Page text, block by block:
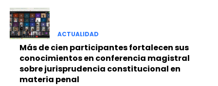
ACTUALIDAD
Más de cien participantes fortalecen sus
conocimientos en conferencia magistral
sobre jurisprudencia constitucional en
materia penal